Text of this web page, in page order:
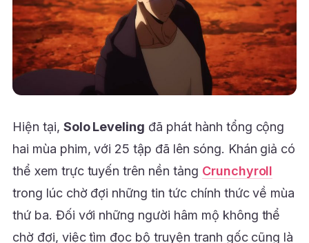
Hiện tại, Solo Leveling đã phát hành tổng cộng
hai mùa phim, với 25 tập đã lên sóng. Khán giả có
thể xem trực tuyến trên nền tảng Crunchyroll
trong lúc chờ đợi những tin tức chính thức về mùa
thứ ba. Đối với những người hâm mộ không thể
chờ đợi, việc tìm đọc bộ truyện tranh gốc cũng là